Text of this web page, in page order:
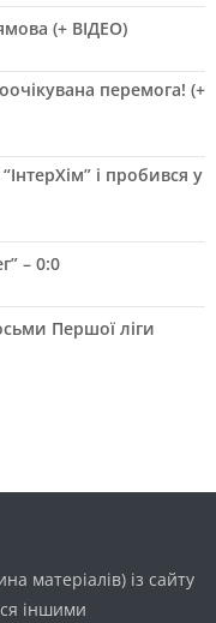
(+ ВІДЕО)
перемога! (+
і пробився у
– 0:0
Першої ліги
матеріалів) із сайту
іншими